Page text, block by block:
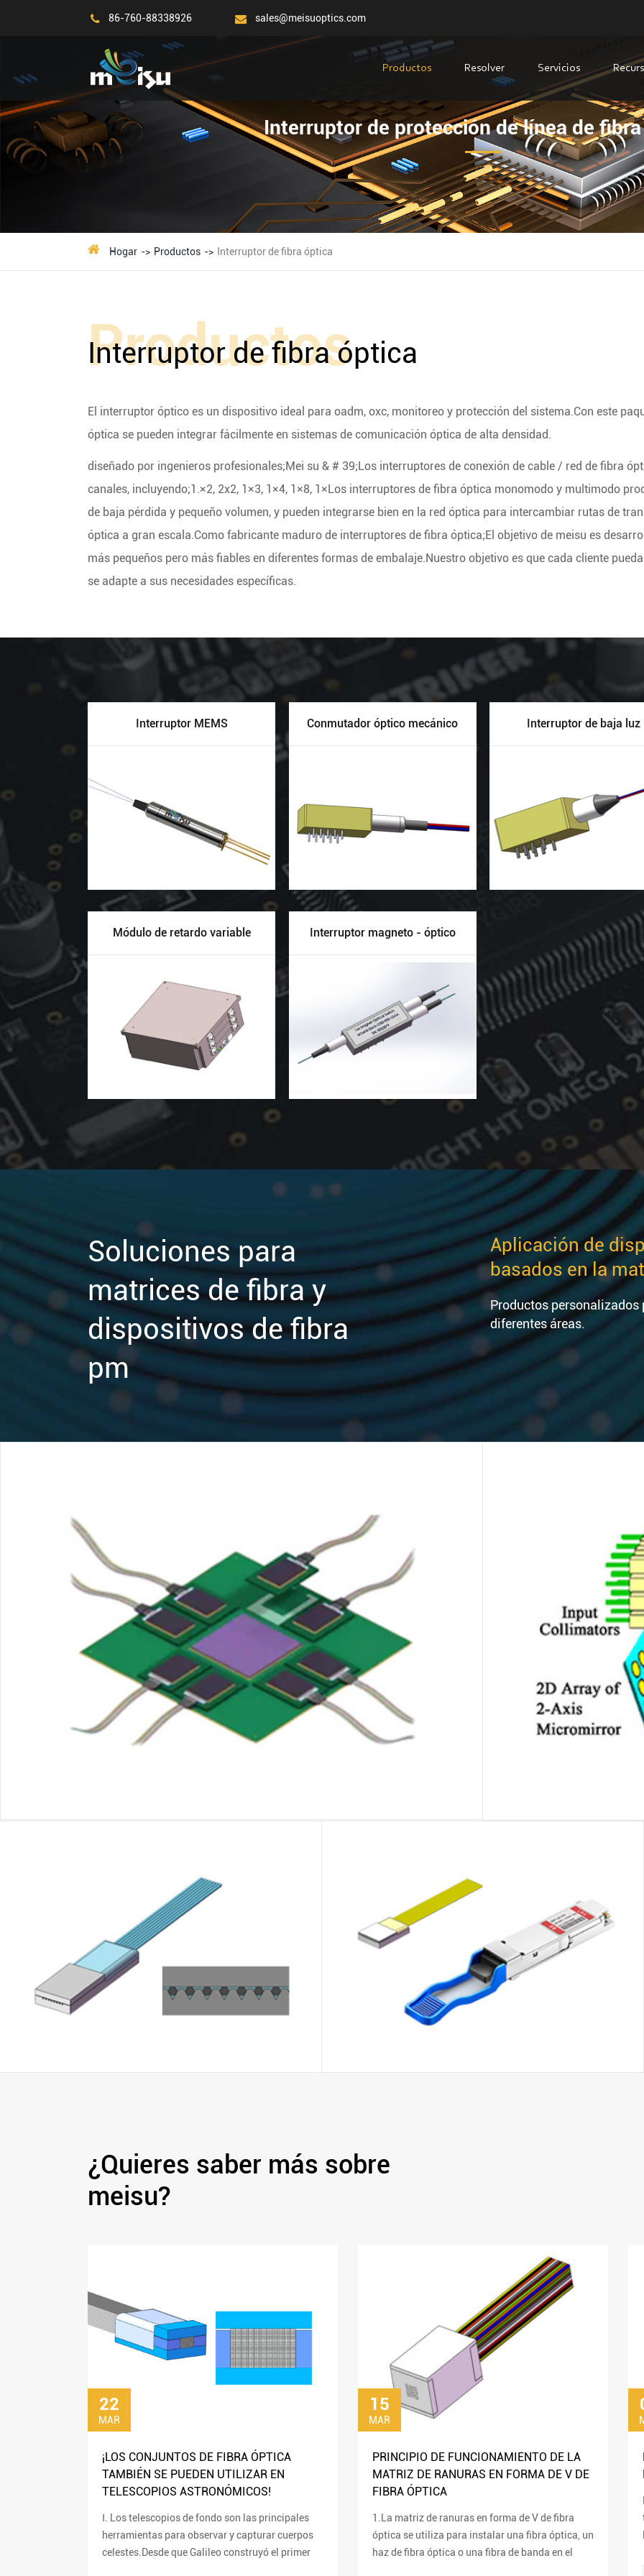
86-760-88338926 sales@meisuoptics.com
Productos Resolver Servicios
Interruptor de protección de línea de
Hogar Productos Interruptor de fibra óptica
Interruptor de fibra óptica
Productos
El interruptor óptico es un dispositivo ideal para oadm, oxc, monitoreo y protección del sistema.Con este
óptica se pueden integrar fácilmente en sistemas de comunicación óptica de alta densidad.
diseñado por ingenieros profesionales;Mei su & # 39;Los interruptores de conexión de cable / red de fibra
canales, incluyendo;1.×2, 2x2, 1×3, 1×4, 1×8, 1×Los interruptores de fibra óptica monomodo y multimodo
de baja pérdida y pequeño volumen, y pueden integrarse bien en la red óptica para intercambiar rutas de
óptica a gran escala.Como fabricante maduro de interruptores de fibra óptica;El objetivo de meisu es
más pequeños pero más fiables en diferentes formas de embalaje.Nuestro objetivo es que cada cliente
se adapte a sus necesidades específicas.
Interruptor MEMS Conmutador óptico mecánico Interruptor de baja luz
Módulo de retardo variable Interruptor magneto - óptico
Soluciones para
matrices de fibra y
dispositivos de fibra
pm
Aplicación de
basados en la
Productos personalizados
diferentes áreas.
¿Quieres saber más sobre
meisu?
22
MAR
¡LOS CONJUNTOS DE FIBRA ÓPTICA
TAMBIÉN SE PUEDEN UTILIZAR EN
TELESCOPIOS ASTRONÓMICOS!
Ⅰ. Los telescopios de fondo son las principales
herramientas para observar y capturar cuerpos
celestes.Desde que Galileo construyó el primer
15
MAR
PRINCIPIO DE FUNCIONAMIENTO DE LA
MATRIZ DE RANURAS EN FORMA DE V DE
FIBRA ÓPTICA
1.La matriz de ranuras en forma de V de fibra
óptica se utiliza para instalar una fibra óptica, un
haz de fibra óptica o una fibra de banda en el